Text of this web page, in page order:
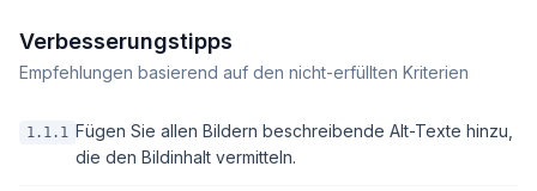
Verbesserungstipps
Empfehlungen basierend auf den nicht-erfüllten Kriterien
1.1.1 Fügen Sie allen Bildern beschreibende Alt-Texte hinzu,
die den Bildinhalt vermitteln.